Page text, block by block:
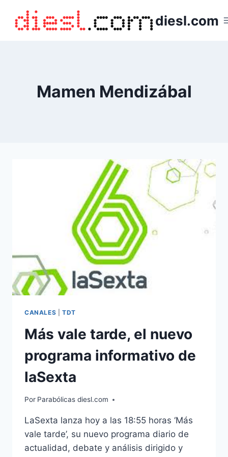
contenido
diesl.com
Mamen Mendizábal
CANALES TDT
Más vale tarde, el nuevo
programa informativo de
laSexta
Por Parabólicas diesl.com
LaSexta lanza hoy a las 18:55 horas ‘Más
vale tarde’, su nuevo programa diario de
actualidad, debate y análisis dirigido y